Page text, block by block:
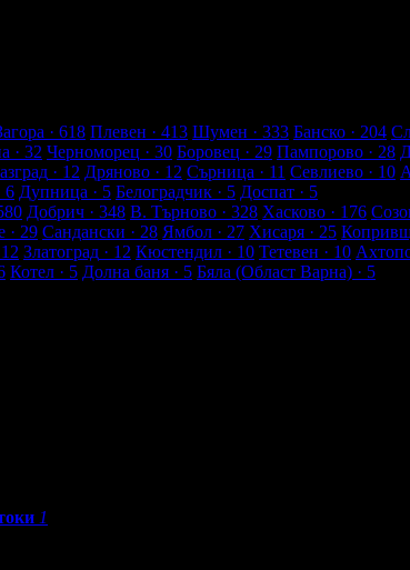
· 618 Плевен · 413 Шумен · 333 Банско · 204
· 32 Черноморец · 30 Боровец · 29 Пампорово · 28
· 12 Дряново · 12 Сърница · 11 Севлиево · 10
6 Дупница · 5 Белоградчик · 5 Доспат · 5
Добрич · 348 В. Търново · 328 Хасково · 176
· 29 Сандански · 28 Ямбол · 27 Хисаря · 25
12 Златоград · 12 Кюстендил · 10 Тетевен · 10
Котел · 5 Долна баня · 5 Бяла (Област Варна) · 5
1